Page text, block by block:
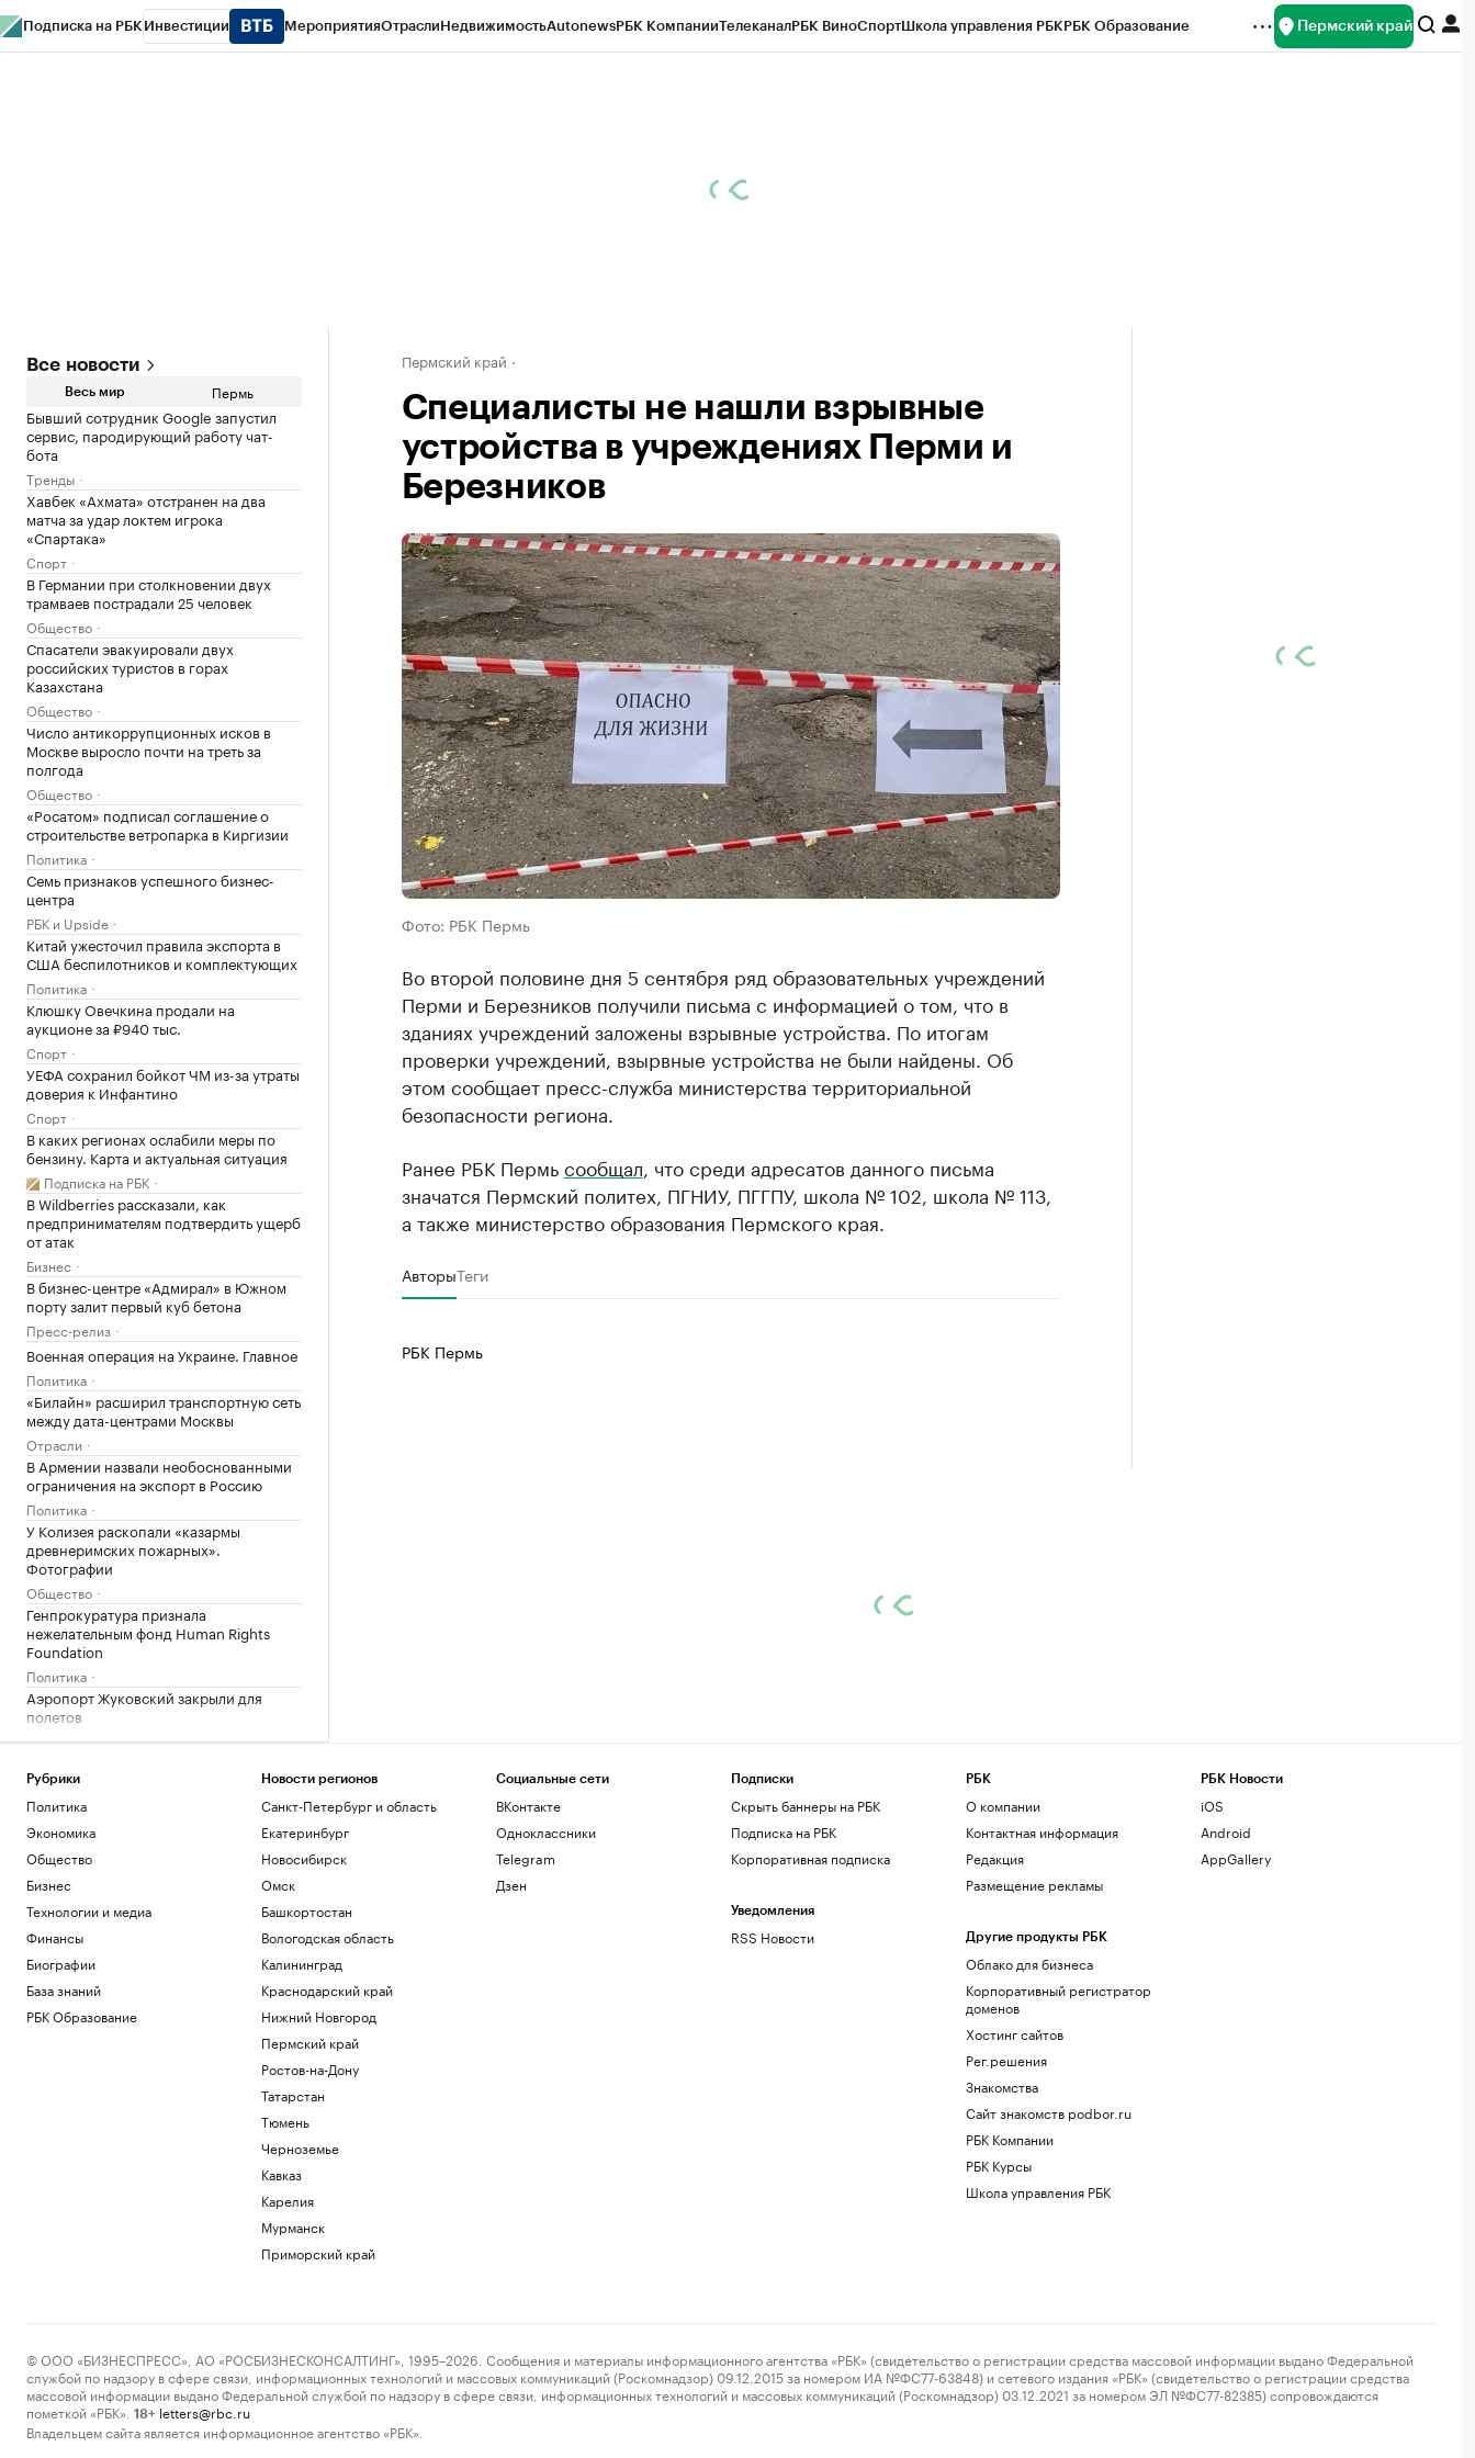
Подписка на РБК Инвестиции МероприятияОтраслиНедвижимостьAutonewsРБК КомпанииТелеканалРБК ВиноСпортШкола управления РБКРБК Образование Пермский край
Все новости
Весь мир Пермь
Бывший сотрудник Google запустил
сервис, пародирующий работу чат-
бота
Тренды
Хавбек «Ахмата» отстранен на два
матча за удар локтем игрока
«Спартака»
Спорт
В Германии при столкновении двух
трамваев пострадали 25 человек
Общество
Спасатели эвакуировали двух
российских туристов в горах
Казахстана
Общество
Число антикоррупционных исков в
Москве выросло почти на треть за
полгода
Общество
«Росатом» подписал соглашение о
строительстве ветропарка в Киргизии
Политика
Семь признаков успешного бизнес-
центра
РБК и Upside
Китай ужесточил правила экспорта в
США беспилотников и комплектующих
Политика
Клюшку Овечкина продали на
аукционе за ₽940 тыс.
Спорт
УЕФА сохранил бойкот ЧМ из-за утраты
доверия к Инфантино
Спорт
В каких регионах ослабили меры по
бензину. Карта и актуальная ситуация
Подписка на РБК
В Wildberries рассказали, как
предпринимателям подтвердить ущерб
от атак
Бизнес
В бизнес-центре «Адмирал» в Южном
порту залит первый куб бетона
Пресс-релиз
Военная операция на Украине. Главное
Политика
«Билайн» расширил транспортную сеть
между дата-центрами Москвы
Отрасли
В Армении назвали необоснованными
ограничения на экспорт в Россию
Политика
У Колизея раскопали «казармы
древнеримских пожарных».
Фотографии
Общество
Генпрокуратура признала
нежелательным фонд Human Rights
Foundation
Политика
Аэропорт Жуковский закрыли для
полетов
Политика
компаний, разместивших облигации
РБК и МСП Банк
Пермский край
Специалисты не нашли взрывные
устройства в учреждениях Перми и
Березников
Фото: РБК Пермь
Во второй половине дня 5 сентября ряд образовательных учреждений
Перми и Березников получили письма с информацией о том, что в
зданиях учреждений заложены взрывные устройства. По итогам
проверки учреждений, взырвные устройства не были найдены. Об
этом сообщает пресс-служба министерства территориальной
безопасности региона.
Ранее РБК Пермьсообщал , что среди адресатов данного письма
значатся Пермский политех, ПГНИУ, ПГГПУ, школа № 102, школа № 113,
а также министерство образования Пермского края.
АвторыТеги
РБК Пермь
Рубрики
Политика
Экономика
Общество
Бизнес
Технологии и медиа
Финансы
Биографии
База знаний
РБК Образование
Новости регионов
Санкт-Петербург и область
Екатеринбург
Новосибирск
Омск
Башкортостан
Вологодская область
Калининград
Краснодарский край
Нижний Новгород
Пермский край
Ростов-на-Дону
Татарстан
Тюмень
Черноземье
Кавказ
Карелия
Мурманск
Приморский край
Социальные сети
ВКонтакте
Одноклассники
Telegram
Дзен
Подписки
Скрыть баннеры на РБК
Подписка на РБК
Корпоративная подписка
Уведомления
RSS Новости
РБК
О компании
Контактная информация
Редакция
Размещение рекламы
Другие продукты РБК
Облако для бизнеса
Корпоративный регистратор
доменов
Хостинг сайтов
Рег.решения
Знакомства
Сайт знакомств podbor.ru
РБК Компании
РБК Курсы
Школа управления РБК
РБК Новости
iOS
Android
AppGallery
© ООО «БИЗНЕСПРЕСС», АО «РОСБИЗНЕСКОНСАЛТИНГ», 1995–2026. Сообщения и материалы информационного агентства «РБК» (свидетельство о регистрации средства массовой информации выдано Федеральной
службой по надзору в сфере связи, информационных технологий и массовых коммуникаций (Роскомнадзор) 09.12.2015 за номером ИА №ФС77-63848) и сетевого издания «РБК» (свидетельство о регистрации средства
массовой информации выдано Федеральной службой по надзору в сфере связи, информационных технологий и массовых коммуникаций (Роскомнадзор) 03.12.2021 за номером ЭЛ №ФС77-82385) сопровождаются
пометкой «РБК».
18+ letters@rbc.ru
Владельцем сайта является информационное агентство «РБК».